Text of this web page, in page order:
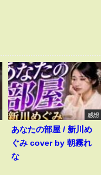
感想
あなたの部屋 / 新川め
ぐみ cover by 朝霧れ
な